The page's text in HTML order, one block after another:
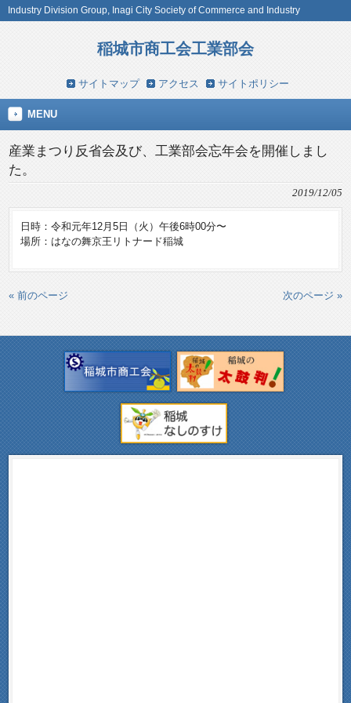
Industry Division Group, Inagi City Society of Commerce and Industry
稲城市商工会工業部会
サイトマップ アクセス サイトポリシー
MENU
産業まつり反省会及び、工業部会忘年会を開催しまし
た。
2019/12/05
日時：令和元年12月5日（火）午後6時00分〜
場所：はなの舞京王リトナード稲城
« 前のページ 次のページ »